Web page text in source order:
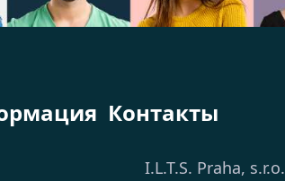
Контакты
I.L.T.S. Praha, s.r.o.